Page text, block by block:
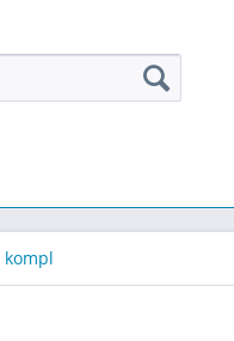
kompl